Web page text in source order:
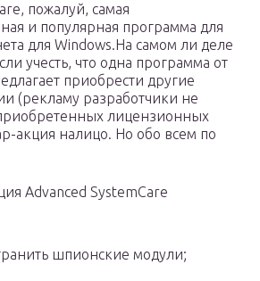
пожалуй, самая
и популярная программа для
для Windows.На самом ли деле
учесть, что одна программа от
приобрести другие
(рекламу разработчики не
лицензионных
акция налицо. Но обо всем по
Advanced SystemCare
шпионские модули;